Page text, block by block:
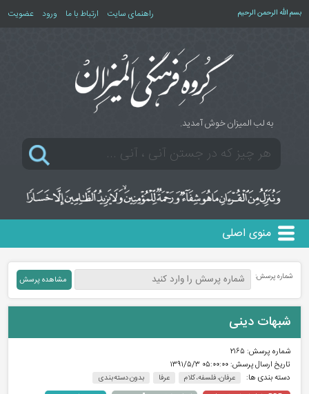
بسم الله الرحمن الرحیم راهنمای سایت ارتباط با ما ورود عضویت
به لب المیزان خوش آمدید.
منوی اصلی
شماره پرسش:
شبهات دینی
شماره پرسش: ۲۱۶۵
تاریخ ارسال پرسش:۰۵:۰۰:۰۰ ۱۳۹۱/۵/۳
دسته بندی ها:
عرفان، فلسفه، کلام عرفا بدون دسته بندی